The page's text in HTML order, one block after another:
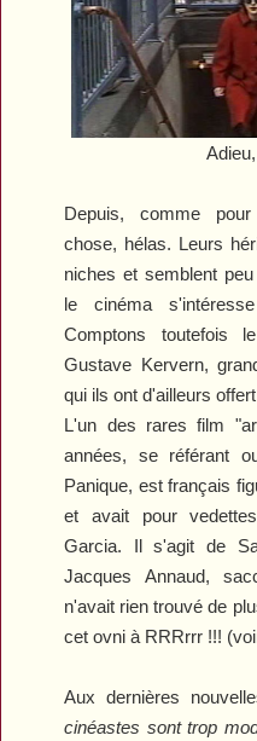
Depuis, comme
chose, hélas. Leurs
niches et semblent
le cinéma
Comptons toutefois
Gustave Kervern,
qui ils ont d'ailleurs
L'un des rares film
années, se référant
Panique, est français
et avait pour
Garcia. Il s'agit de
Jacques Annaud,
n'avait rien trouvé de
cet ovni à RRRrrr !!!
Aux dernières
cinéastes sont trop